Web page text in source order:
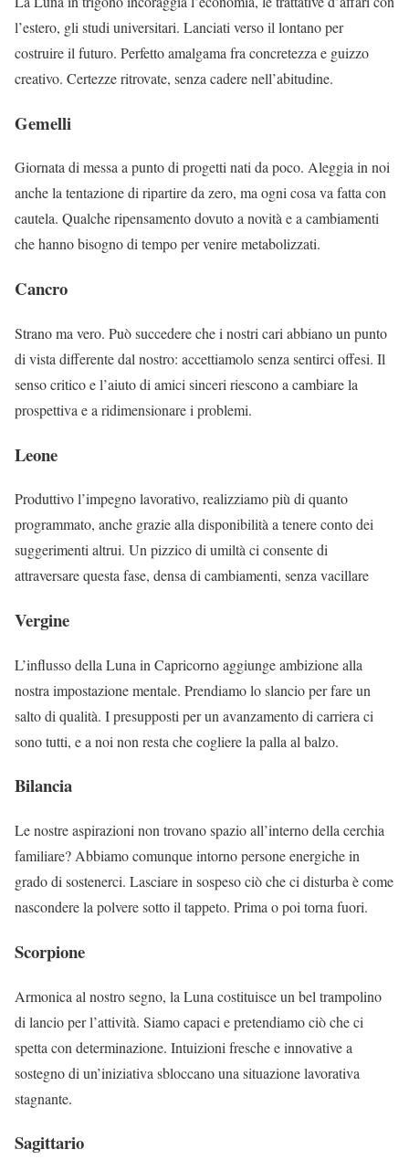
l’estero, gli studi universitari. Lanciati verso il lontano per
costruire il futuro. Perfetto amalgama fra concretezza e guizzo
creativo. Certezze ritrovate, senza cadere nell’abitudine.
Gemelli
Giornata di messa a punto di progetti nati da poco. Aleggia in noi
anche la tentazione di ripartire da zero, ma ogni cosa va fatta con
cautela. Qualche ripensamento dovuto a novità e a cambiamenti
che hanno bisogno di tempo per venire metabolizzati.
Cancro
Strano ma vero. Può succedere che i nostri cari abbiano un punto
di vista differente dal nostro: accettiamolo senza sentirci offesi. Il
senso critico e l’aiuto di amici sinceri riescono a cambiare la
prospettiva e a ridimensionare i problemi.
Leone
Produttivo l’impegno lavorativo, realizziamo più di quanto
programmato, anche grazie alla disponibilità a tenere conto dei
suggerimenti altrui. Un pizzico di umiltà ci consente di
attraversare questa fase, densa di cambiamenti, senza vacillare
Vergine
L’influsso della Luna in Capricorno aggiunge ambizione alla
nostra impostazione mentale. Prendiamo lo slancio per fare un
salto di qualità. I presupposti per un avanzamento di carriera ci
sono tutti, e a noi non resta che cogliere la palla al balzo.
Bilancia
Le nostre aspirazioni non trovano spazio all’interno della cerchia
familiare? Abbiamo comunque intorno persone energiche in
grado di sostenerci. Lasciare in sospeso ciò che ci disturba è come
nascondere la polvere sotto il tappeto. Prima o poi torna fuori.
Scorpione
Armonica al nostro segno, la Luna costituisce un bel trampolino
di lancio per l’attività. Siamo capaci e pretendiamo ciò che ci
spetta con determinazione. Intuizioni fresche e innovative a
sostegno di un’iniziativa sbloccano una situazione lavorativa
stagnante.
Sagittario